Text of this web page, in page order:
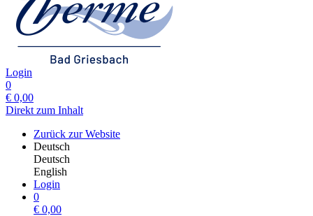
Login
0
€ 0,00
Direkt zum Inhalt
Zurück zur Website
Deutsch
Deutsch
English
Login
0
€ 0,00